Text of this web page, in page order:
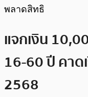
พลาดสิทธิ
แจกเงิน
16-60 ปี คาด
2568